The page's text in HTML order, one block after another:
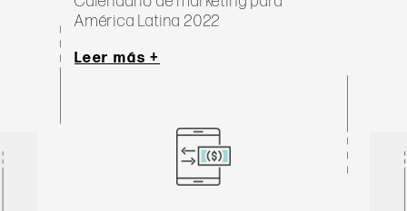
América Latina 2022
Leer más +